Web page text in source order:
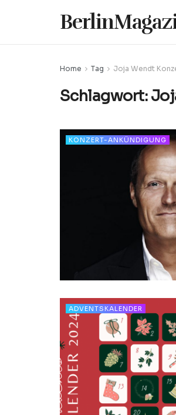
Home Tag Joja Wendt
Schlagwort:
KONZERT-ANKÜNDIGUNG
ADVENTSKALENDER